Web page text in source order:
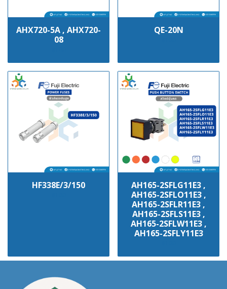
AHX720-5A , AHX720-
08
QE-20N
HF338E/3/150 AH165-2SFLG11E3 ,
AH165-2SFLO11E3 ,
AH165-2SFLR11E3 ,
AH165-2SFLS11E3 ,
AH165-2SFLW11E3 ,
AH165-2SFLY11E3